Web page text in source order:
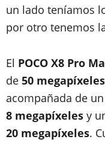
un lado teníamos
por otro tenemos
El POCO X8 Pro
de 50
acompañada de un
8 megapíxeles y
20 megapíxeles.